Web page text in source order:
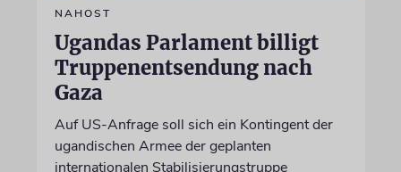
NAHOST
Ugandas Parlament billigt
Truppenentsendung nach
Gaza
Auf US-Anfrage soll sich ein Kontingent der
ugandischen Armee der geplanten
internationalen Stabilisierungstruppe